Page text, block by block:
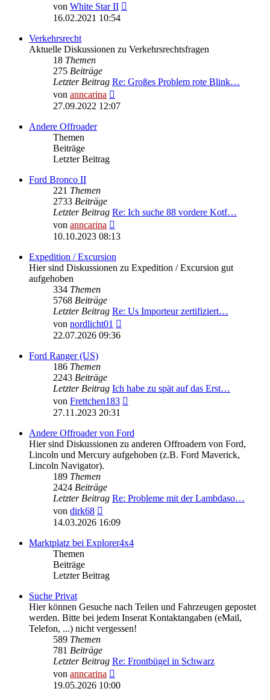
von White Star II
16.02.2021 10:54
Verkehrsrecht
Aktuelle Diskussionen zu Verkehrsrechtsfragen
18 Themen
275 Beiträge
Letzter Beitrag Re: Großes Problem rote Blink…
von anncarina
Beitrag
27.09.2022 12:07
Andere Offroader
Themen
Beiträge
Letzter Beitrag
Ford Bronco II
221 Themen
2733 Beiträge
Letzter Beitrag Re: Ich suche 88 vordere Kotf…
von anncarina
Beitrag
10.10.2023 08:13
Expedition / Excursion
Hier sind Diskussionen zu Expedition / Excursion gut
aufgehoben
334 Themen
5768 Beiträge
Letzter Beitrag Re: Us Importeur zertifiziert…
von nordlicht01
22.07.2026 09:36
Ford Ranger (US)
186 Themen
2243 Beiträge
Letzter Beitrag Ich habe zu spät auf das Erst…
von Frettchen183
27.11.2023 20:31
Andere Offroader von Ford
Hier sind Diskussionen zu anderen Offroadern von Ford,
Lincoln und Mercury aufgehoben (z.B. Ford Maverick,
Lincoln Navigator).
189 Themen
2424 Beiträge
Letzter Beitrag Re: Probleme mit der Lambdaso…
von dirk68
Beitrag
14.03.2026 16:09
Marktplatz bei Explorer4x4
Themen
Beiträge
Letzter Beitrag
Suche Privat
Hier können Gesuche nach Teilen und Fahrzeugen gepostet
werden. Bitte bei jedem Inserat Kontaktangaben (eMail,
Telefon, ...) nicht vergessen!
589 Themen
781 Beiträge
Letzter Beitrag Re: Frontbügel in Schwarz
von anncarina
Beitrag
19.05.2026 10:00